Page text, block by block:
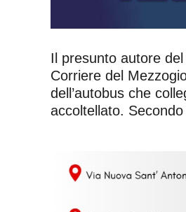
Il presunto autore
Corriere del
dell’autobus che
accoltellato.